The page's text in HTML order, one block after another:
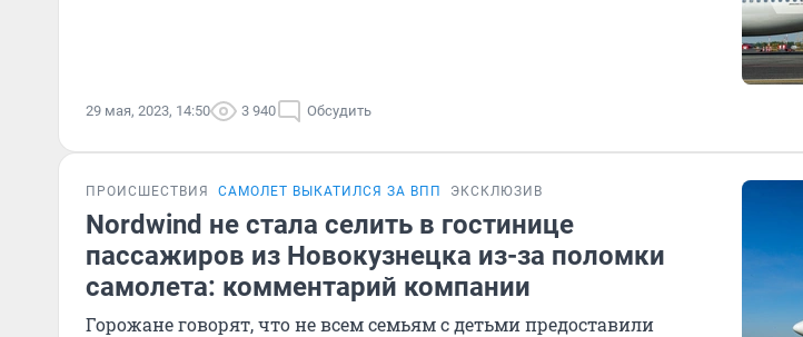
29 мая, 2023, 14:50 3 940 Обсудить
ПРОИСШЕСТВИЯ САМОЛЕТ ВЫКАТИЛСЯ ЗА ВПП ЭКСКЛЮЗИВ
Nordwind не стала селить в гостинице
пассажиров из Новокузнецка из-за поломки
самолета: комментарий компании
Горожане говорят, что не всем семьям с детьми предоставили